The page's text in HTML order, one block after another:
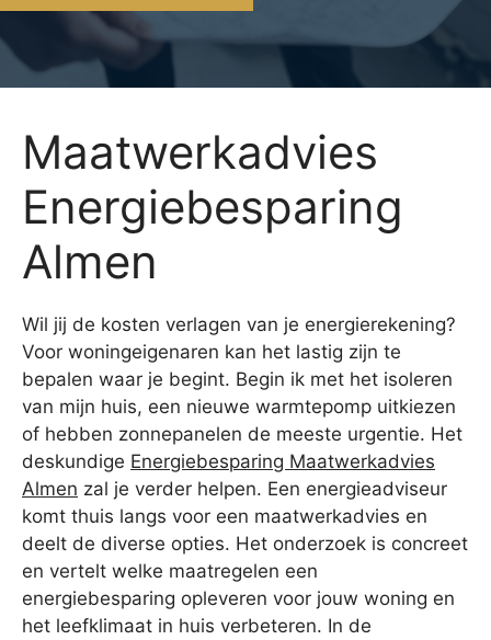
Maatwerkadvies
Energiebesparing
Almen
Wil jij de kosten verlagen van je energierekening?
Voor woningeigenaren kan het lastig zijn te
bepalen waar je begint. Begin ik met het isoleren
van mijn huis, een nieuwe warmtepomp uitkiezen
of hebben zonnepanelen de meeste urgentie. Het
deskundige Energiebesparing Maatwerkadvies
Almen zal je verder helpen. Een energieadviseur
komt thuis langs voor een maatwerkadvies en
deelt de diverse opties. Het onderzoek is concreet
en vertelt welke maatregelen een
energiebesparing opleveren voor jouw woning en
het leefklimaat in huis verbeteren. In de